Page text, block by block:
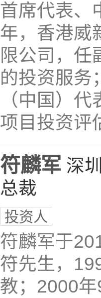
首席代表、
年，香港威
限公司，任
的投资服务
（中国）
项目投资评
符麟军 深
总裁
投资人
符麟军于
符先生，
教；2000